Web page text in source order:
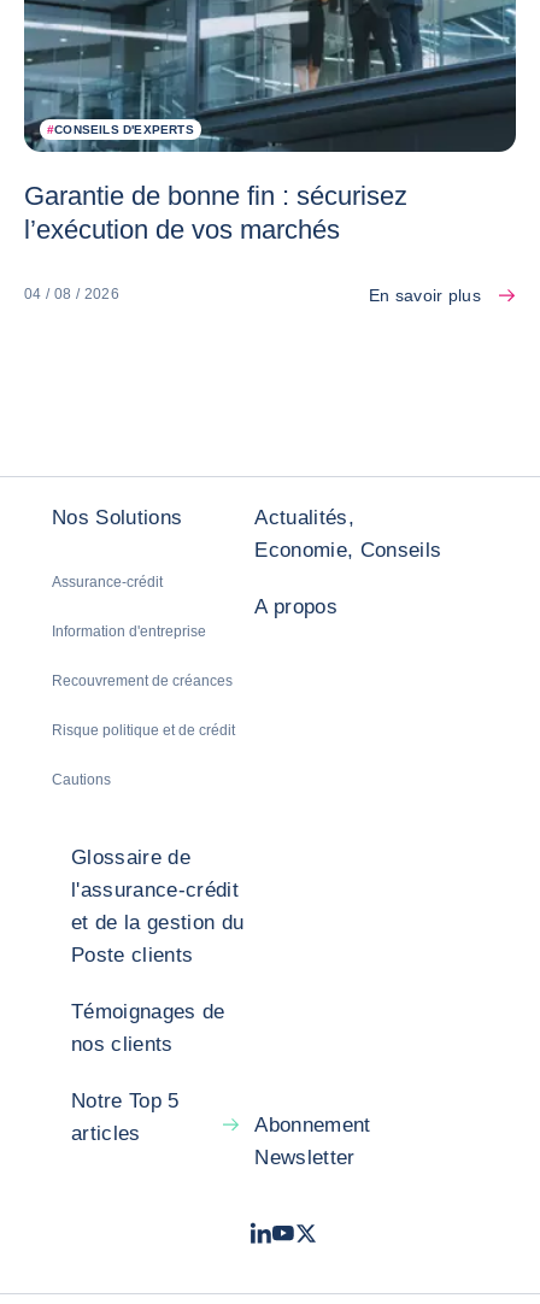
#CONSEILS D'EXPERTS
Garantie de bonne fin : sécurisez
l’exécution de vos marchés
04 / 08 / 2026 En savoir plus
Nos Solutions
Assurance-crédit
Information d'entreprise
Recouvrement de créances
Risque politique et de crédit
Cautions
Actualités,
Economie, Conseils
A propos
Glossaire de
l'assurance-crédit
et de la gestion du
Poste clients
Témoignages de
nos clients
Notre Top 5
articles
Abonnement
Newsletter
LinkedIn
Youtube
X - Twitter